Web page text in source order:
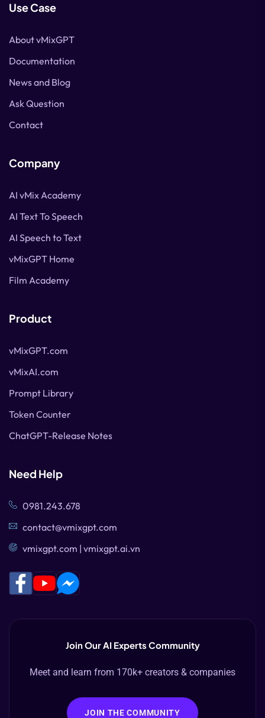
Use Case
About vMixGPT
Documentation
News and Blog
Ask Question
Contact
Company
AI vMix Academy
AI Text To Speech
AI Speech to Text
vMixGPT Home
Film Academy
Product
vMixGPT.com
vMixAI.com
Prompt Library
Token Counter
ChatGPT-Release Notes
Need Help
0981.243.678
contact@vmixgpt.com
vmixgpt.com | vmixgpt.ai.vn
Join Our AI Experts Community
Meet and learn from 170k+ creators & companies
JOIN THE COMMUNITY